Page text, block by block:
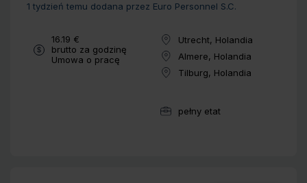
1 tydzień temu dodana przez Euro Personnel S.C.
Wynagrodzenie:
16.19 €
brutto za godzinę
Typ umowy:
Umowa o pracę
Lokalizacja:
Utrecht, Holandia
Lokalizacja:
Almere, Holandia
Lokalizacja:
Tilburg, Holandia
Wymiar pracy:
pełny etat